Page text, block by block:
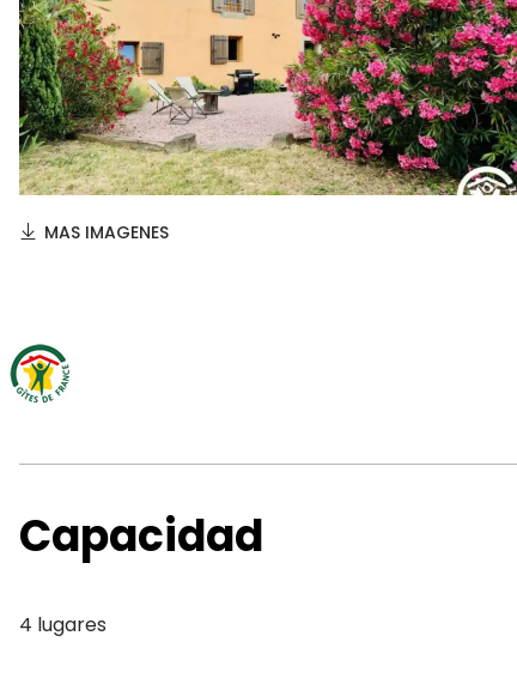
MAS IMAGENES
Capacidad
4 lugares